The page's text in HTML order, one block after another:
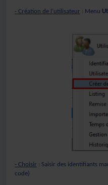
- Création de l’utilisateur : Menu
- Choisir : Saisir des identifiants
code)